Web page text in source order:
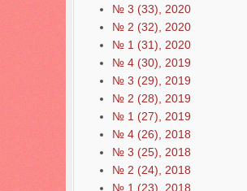
№ 3 (33), 2020
№ 2 (32), 2020
№ 1 (31), 2020
№ 4 (30), 2019
№ 3 (29), 2019
№ 2 (28), 2019
№ 1 (27), 2019
№ 4 (26), 2018
№ 3 (25), 2018
№ 2 (24), 2018
№ 1 (23), 2018